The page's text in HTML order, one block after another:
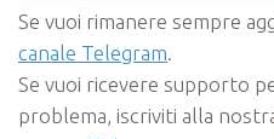
Se vuoi rimanere sempre
canale Telegram
Se vuoi ricevere supporto
problema, iscriviti alla